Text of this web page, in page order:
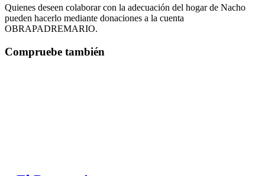
Quienes deseen colaborar con la adecuación del hogar de Nacho
pueden hacerlo mediante donaciones a la cuenta
OBRAPADREMARIO.
Compruebe también